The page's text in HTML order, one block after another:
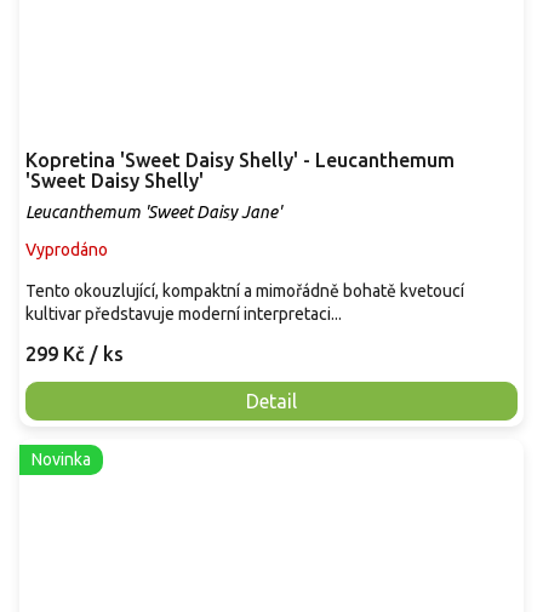
Kopretina 'Sweet Daisy Shelly' - Leucanthemum
'Sweet Daisy Shelly'
Leucanthemum 'Sweet Daisy Jane'
Vyprodáno
299 Kč / ks
Detail
Tento okouzlující, kompaktní a mimořádně bohatě kvetoucí
kultivar představuje moderní interpretaci...
Novinka